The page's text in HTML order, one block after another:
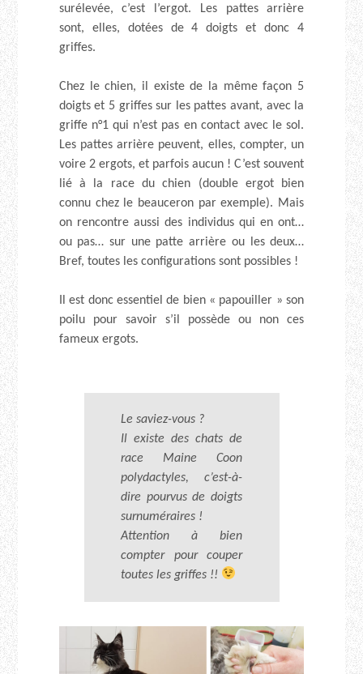
surélevée, c’est l’ergot. Les pattes arrière
sont, elles, dotées de 4 doigts et donc 4
griffes.
Chez le chien, il existe de la même façon 5
doigts et 5 griffes sur les pattes avant, avec la
griffe n°1 qui n’est pas en contact avec le sol.
Les pattes arrière peuvent, elles, compter, un
voire 2 ergots, et parfois aucun ! C’est souvent
lié à la race du chien (double ergot bien
connu chez le beauceron par exemple). Mais
on rencontre aussi des individus qui en ont…
ou pas… sur une patte arrière ou les deux…
Bref, toutes les configurations sont possibles !
Il est donc essentiel de bien « papouiller » son
poilu pour savoir s’il possède ou non ces
fameux ergots.
Le saviez-vous ?
Il existe des chats de
race Maine Coon
polydactyles, c’est-à-
dire pourvus de doigts
surnuméraires !
Attention à bien
compter pour couper
toutes les griffes !!